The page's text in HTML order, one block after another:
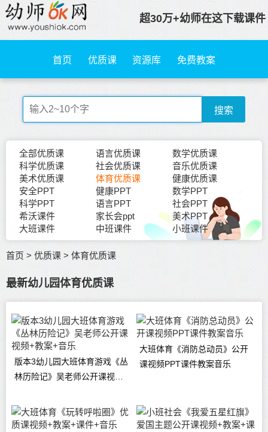
超30万+幼师在这下载课件
首页 优质课 资源库 免费教案
搜索
全部优质课 语言优质课
数学优质课
科学优质课
社会优质课
音乐优质课
美术优质课
体育优质课
健康优质课
安全PPT
健康PPT
数学PPT
科学PPT
语言PPT
社会PPT
希沃课件
家长会ppt
美术PPT
大班课件
中班课件 小班课件
首页 >优质课 > 体育优质课
最新幼儿园体育优质课
版本3幼儿园大班体育游戏《丛
林历险记》吴老师公开课视频
大班体育《消防总动员》公开
课视频PPT课件教案音乐